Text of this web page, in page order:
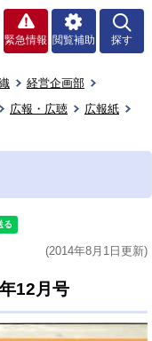
緊急情報 閲覧補助 探す
経営企画部
広報・広聴
広報紙
(2014年8月1日更新)
12月号